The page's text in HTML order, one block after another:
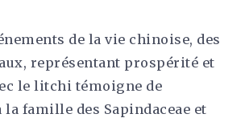
de la vie chinoise, des
représentant prospérité et
le litchi témoigne de
famille des Sapindaceae et